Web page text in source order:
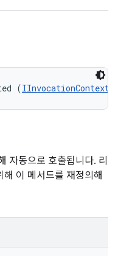
(IInvocationContext
자동으로 호출됩니다. 리
이 메서드를 재정의해